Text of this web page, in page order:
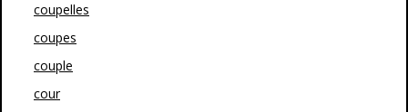
coupelles
coupes
couple
cour